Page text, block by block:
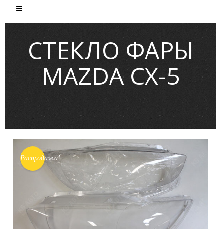
СТЕКЛО ФАРЫ
MAZDA CX-5
Распродажа!